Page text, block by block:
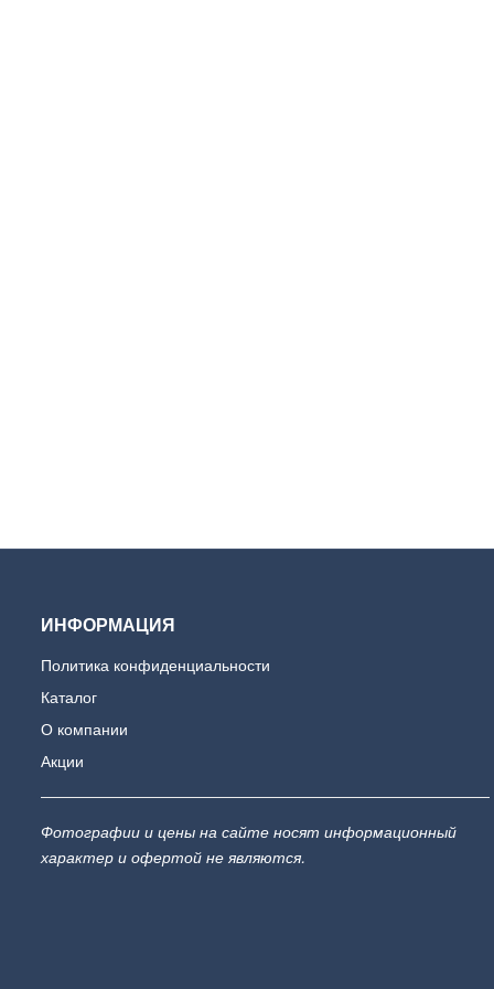
ИНФОРМАЦИЯ
Политика конфиденциальности
Каталог
О компании
Акции
Фотографии и цены на сайте носят информационный
характер и офертой не являются.